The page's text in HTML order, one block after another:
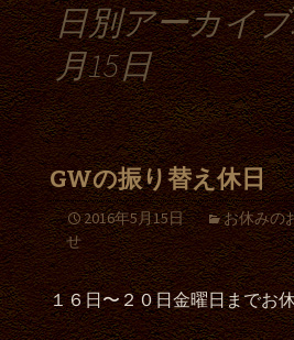
日別アーカイブ
月15日
GWの振り替え休日
2016年5月15日 お休みの
せ
１６日〜２０日金曜日までお